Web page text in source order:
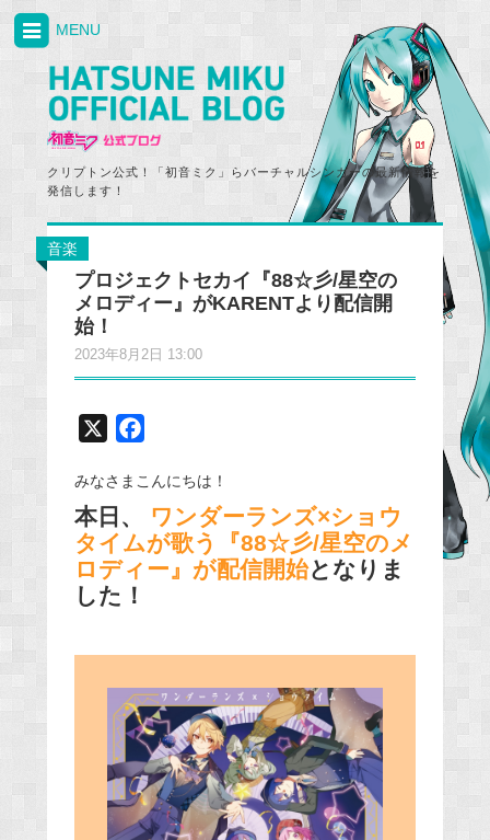
クリプトン公式！「初音ミク」らバーチャルシンガーの最新情報を
発信します！
MENU
音楽
プロジェクトセカイ『88☆彡/星空の
メロディー』がKARENTより配信開
始！
2023年8月2日 13:00
c
e
b
o
みなさまこんにちは！
本日、
ワンダーランズ×ショウ
タイムが歌う『88☆彡/星空のメ
ロディー』が配信開始となりま
した！